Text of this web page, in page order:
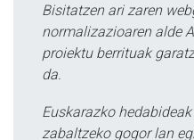
Bisitatzen ari zaren
normalizazioaren alde
proiektu berrituak
da.
Euskarazko
zabaltzeko gogor lan